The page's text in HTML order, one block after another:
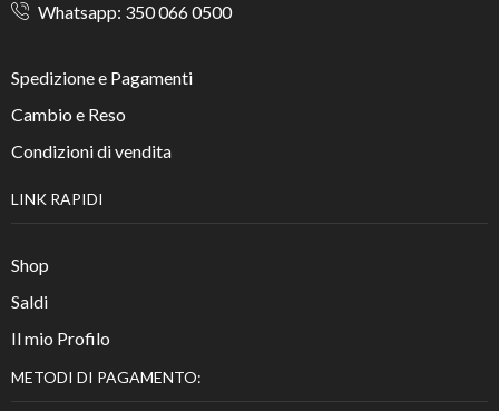
Whatsapp: 350 066 0500
Spedizione e Pagamenti
Cambio e Reso
Condizioni di vendita
LINK RAPIDI
Shop
Saldi
Il mio Profilo
METODI DI PAGAMENTO: